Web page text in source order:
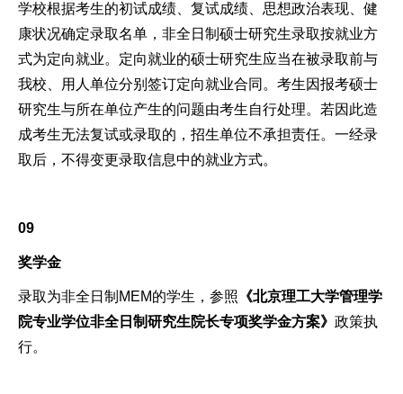
学校根据考生的初试成绩、复试成绩、思想政治表现、健
康状况确定录取名单，非全日制硕士研究生录取按就业方
式为定向就业。定向就业的硕士研究生应当在被录取前与
我校、用人单位分别签订定向就业合同。考生因报考硕士
研究生与所在单位产生的问题由考生自行处理。若因此造
成考生无法复试或录取的，招生单位不承担责任。一经录
取后，不得变更录取信息中的就业方式。
09
奖学金
录取为非全日制MEM的学生，参照 《北京理工大学管理学
院专业学位非全日制研究生院长专项奖学金方案》 政策执
行。